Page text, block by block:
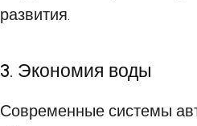
развития.
3. Экономия воды
Современные системы